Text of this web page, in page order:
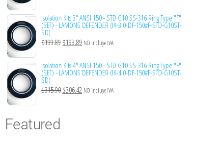
Isolation Kits 3" ANSI 150 - STD G10 SS-316 Ring Type "F"
(SET) - LAMONS DEFENDER (IK-3.0-DF-150#F-STD-G10ST-
SD)
$199.89 $193.89 NO incluye IVA
Isolation Kits 4" ANSI 150 - STD G10 SS-316 Ring Type "F"
(SET) - LAMONS DEFENDER (IK-4.0-DF-150#F-STD-G10ST-
SD)
$315.90 $306.42 NO incluye IVA
Featured